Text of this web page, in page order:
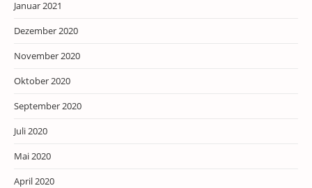
Januar 2021
Dezember 2020
November 2020
Oktober 2020
September 2020
Juli 2020
Mai 2020
April 2020